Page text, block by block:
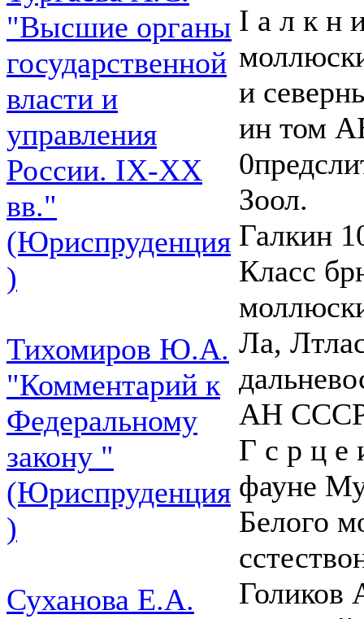
"Высшие органы
государственной
власти и
управления
России. IХ-ХХ
вв."
(Юриспруденция
)
Тихомиров Ю.А.
"Комментарий к
Федеральному
закону "
(Юриспруденция
)
Суханова Е.А.
I а л к н
и
ин том
Зоол.
Галкин
Класс
Ла,
АН
Г с р ц е
фауне
Белого
Голиков